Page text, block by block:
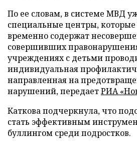
По ее словам, в системе МВД
специальные центры,
временно содержат
совершивших
учреждениях с детьми
индивидуальная
направленная на
нарушений, передаетРИА
Каткова подчеркнула, что
стать эффективным
буллингом среди подростков.